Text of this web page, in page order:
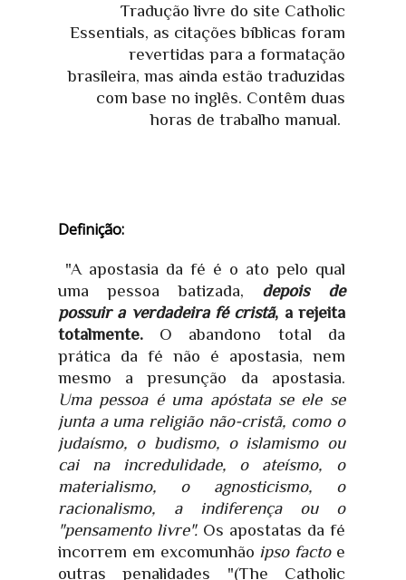
Tradução livre do site Catholic
Essentials, as citações bíblicas foram
revertidas para a formatação
brasileira, mas ainda estão traduzidas
com base no inglês. Contêm duas
horas de trabalho manual.
Definição:
"A apostasia da fé é o ato pelo qual
uma pessoa batizada, depois de
possuir a verdadeira fé cristã, a rejeita
totalmente. O abandono total da
prática da fé não é apostasia, nem
mesmo a presunção da apostasia.
Uma pessoa é uma apóstata se ele se
junta a uma religião não-cristã, como o
judaísmo, o budismo, o islamismo ou
cai na incredulidade, o ateísmo, o
materialismo, o agnosticismo, o
racionalismo, a indiferença ou o
"pensamento livre".Os apostatas da fé
incorrem em excomunhão ipso factoe
outras penalidades "(The Catholic